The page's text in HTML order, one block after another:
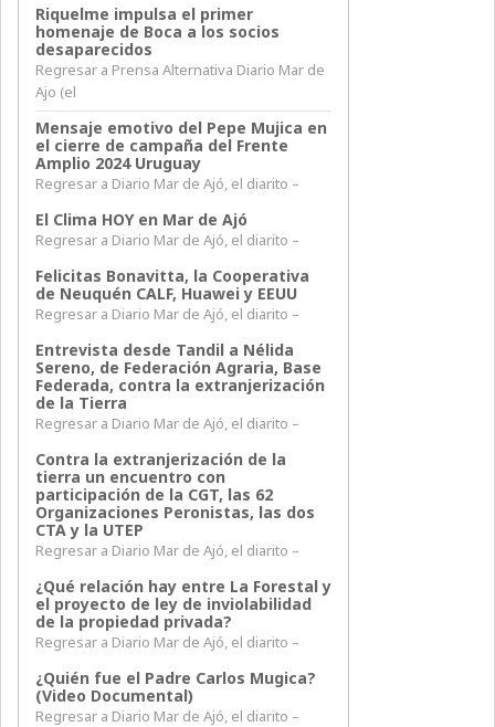
Riquelme impulsa el primer
homenaje de Boca a los socios
desaparecidos
Regresar a Prensa Alternativa Diario Mar de
Ajo (el
Mensaje emotivo del Pepe Mujica en
el cierre de campaña del Frente
Amplio 2024 Uruguay
Regresar a Diario Mar de Ajó, el diarito –
El Clima HOY en Mar de Ajó
Regresar a Diario Mar de Ajó, el diarito –
Felicitas Bonavitta, la Cooperativa
de Neuquén CALF, Huawei y EEUU
Regresar a Diario Mar de Ajó, el diarito –
Entrevista desde Tandil a Nélida
Sereno, de Federación Agraria, Base
Federada, contra la extranjerización
de la Tierra
Regresar a Diario Mar de Ajó, el diarito –
Contra la extranjerización de la
tierra un encuentro con
participación de la CGT, las 62
Organizaciones Peronistas, las dos
CTA y la UTEP
Regresar a Diario Mar de Ajó, el diarito –
¿Qué relación hay entre La Forestal y
el proyecto de ley de inviolabilidad
de la propiedad privada?
Regresar a Diario Mar de Ajó, el diarito –
¿Quién fue el Padre Carlos Mugica?
(Video Documental)
Regresar a Diario Mar de Ajó, el diarito –